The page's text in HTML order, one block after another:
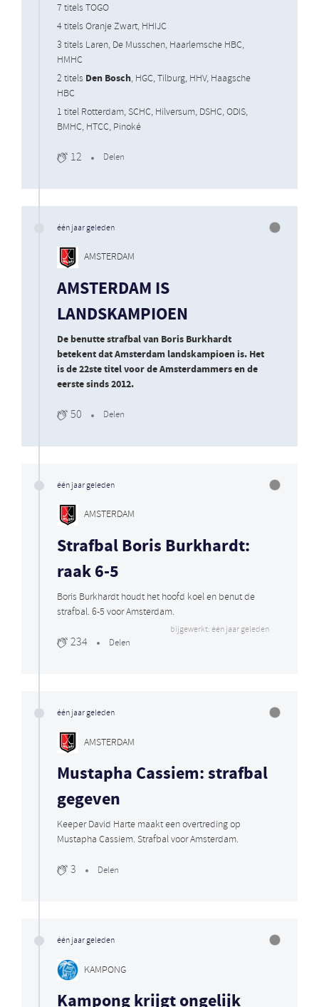
7 titels TOGO
4 titels Oranje Zwart, HHIJC
3 titels Laren, De Musschen, Haarlemsche HBC,
HMHC
2 titels Den Bosch, HGC, Tilburg, HHV, Haagsche
HBC
1 titel Rotterdam, SCHC, Hilversum, DSHC, ODIS,
BMHC, HTCC, Pinoké
12 Delen
één jaar geleden
AMSTERDAM
AMSTERDAM IS
LANDSKAMPIOEN
De benutte strafbal van Boris Burkhardt
betekent dat Amsterdam landskampioen is. Het
is de 22ste titel voor de Amsterdammers en de
eerste sinds 2012.
50 Delen
één jaar geleden
AMSTERDAM
Strafbal Boris Burkhardt:
raak 6-5
Boris Burkhardt houdt het hoofd koel en benut de
strafbal. 6-5 voor Amsterdam.
bijgewerkt: één jaar geleden
234 Delen
één jaar geleden
AMSTERDAM
Mustapha Cassiem: strafbal
gegeven
Keeper David Harte maakt een overtreding op
Mustapha Cassiem. Strafbal voor Amsterdam.
3 Delen
één jaar geleden
KAMPONG
Kampong krijgt ongelijk